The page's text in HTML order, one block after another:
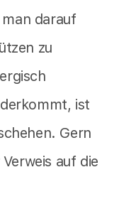
darauf
zu
ist
Gern
auf die